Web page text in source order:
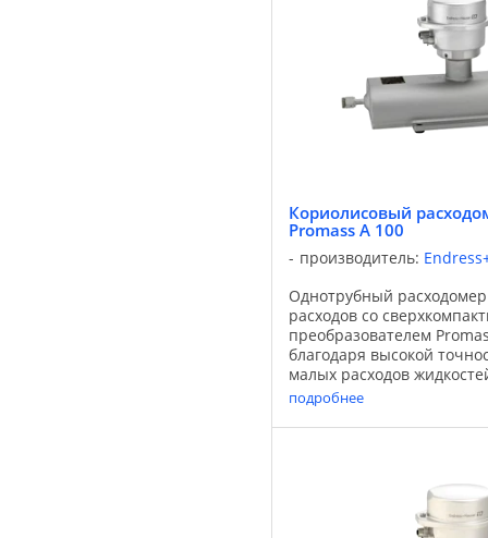
Кориолисовый
Promass A 100
производитель:
Однотрубный
расходов со
преобразователем
благодаря высокой
малых расходов
условиях высокого и
сочетании с самым
подробнее